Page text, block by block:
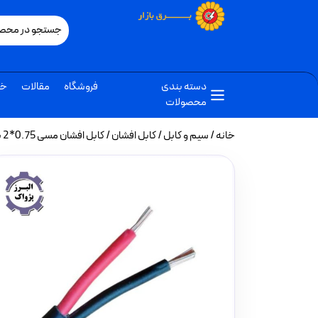
دسته بندی
محصولات
فروشگاه مقالات
خانه/سیم و کابل/کابل افشان/ کابل افشان مسی 0.75*2 برند کسری